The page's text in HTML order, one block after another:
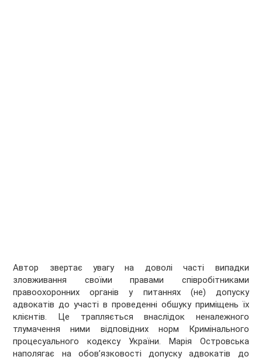
Автор звертає увагу на доволі часті випадки
зловживання своїми правами співробітниками
правоохоронних органів у питаннях (не) допуску
адвокатів до участі в проведенні обшуку приміщень їх
клієнтів. Це трапляється внаслідок неналежного
тлумачення ними відповідних норм Кримінального
процесуального кодексу України. Марія Островська
наполягає на обов’язковості допуску адвокатів до